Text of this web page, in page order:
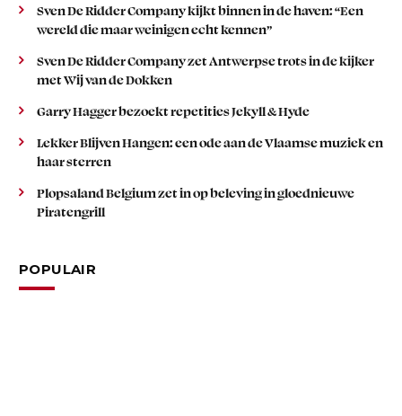
Sven De Ridder Company kijkt binnen in de haven: “Een
wereld die maar weinigen echt kennen”
Sven De Ridder Company zet Antwerpse trots in de kijker
met Wij van de Dokken
Garry Hagger bezoekt repetities Jekyll & Hyde
Lekker Blijven Hangen: een ode aan de Vlaamse muziek en
haar sterren
Plopsaland Belgium zet in op beleving in gloednieuwe
Piratengrill
POPULAIR